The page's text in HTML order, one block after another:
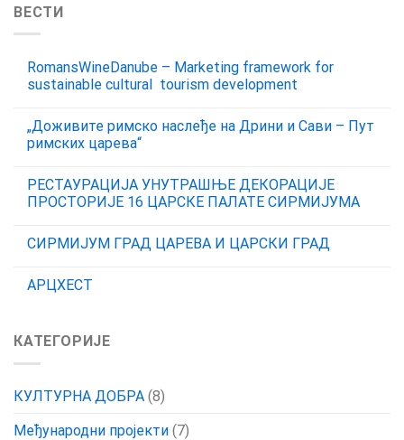
ВЕСТИ
RomansWineDanube – Marketing framework for
sustainable cultural tourism development
„Доживите римско наслеђе на Дрини и Сави – Пут
римских царева“
РЕСТАУРАЦИЈА УНУТРАШЊЕ ДЕКОРАЦИЈЕ
ПРОСТОРИЈЕ 16 ЦАРСКЕ ПАЛАТЕ СИРМИЈУМА
СИРМИЈУМ ГРАД ЦАРЕВА И ЦАРСКИ ГРАД
АРЦХЕСТ
КАТЕГОРИЈЕ
КУЛТУРНА ДОБРА (8)
Међународни пројекти (7)